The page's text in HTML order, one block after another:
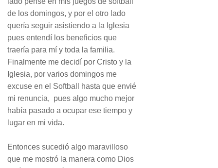
de los domingos, y por el otro lado
quería seguir asistiendo a la Iglesia
pues entendí los beneficios que
traería para mí y toda la familia.
Finalmente me decidí por Cristo y la
Iglesia, por varios domingos me
excuse en el Softball hasta que envié
mi renuncia, pues algo mucho mejor
había pasado a ocupar ese tiempo y
lugar en mi vida.
Entonces sucedió algo maravilloso
que me mostró la manera como Dios